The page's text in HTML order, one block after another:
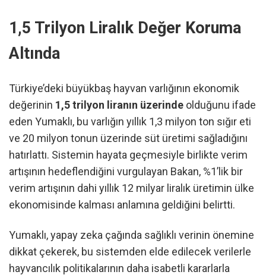
1,5 Trilyon Liralık Değer Koruma
Altında
Türkiye’deki büyükbaş hayvan varlığının ekonomik
değerinin 1,5 trilyon liranın üzerinde olduğunu ifade
eden Yumaklı, bu varlığın yıllık 1,3 milyon ton sığır eti
ve 20 milyon tonun üzerinde süt üretimi sağladığını
hatırlattı. Sistemin hayata geçmesiyle birlikte verim
artışının hedeflendiğini vurgulayan Bakan, %1’lik bir
verim artışının dahi yıllık 12 milyar liralık üretimin ülke
ekonomisinde kalması anlamına geldiğini belirtti.
Yumaklı, yapay zeka çağında sağlıklı verinin önemine
dikkat çekerek, bu sistemden elde edilecek verilerle
hayvancılık politikalarının daha isabetli kararlarla